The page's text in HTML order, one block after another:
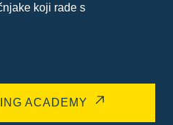
koji rade s
ACADEMY